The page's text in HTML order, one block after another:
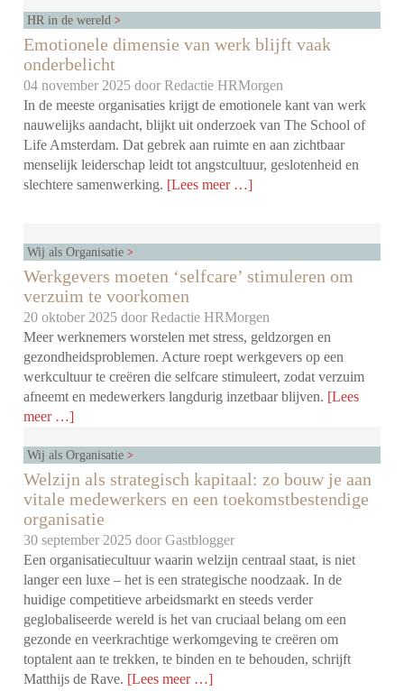
HR in de wereld
Emotionele dimensie van werk blijft vaak
onderbelicht
04 november 2025 doorRedactie HRMorgen
In de meeste organisaties krijgt de emotionele kant van werk
nauwelijks aandacht, blijkt uit onderzoek van The School of
Life Amsterdam. Dat gebrek aan ruimte en aan zichtbaar
menselijk leiderschap leidt tot angstcultuur, geslotenheid en
slechtere samenwerking. [Lees meer …]
Wij als Organisatie
Werkgevers moeten ‘selfcare’ stimuleren om
verzuim te voorkomen
20 oktober 2025 doorRedactie HRMorgen
Meer werknemers worstelen met stress, geldzorgen en
gezondheidsproblemen. Acture roept werkgevers op een
werkcultuur te creëren die selfcare stimuleert, zodat verzuim
afneemt en medewerkers langdurig inzetbaar blijven. [Lees
meer …]
Wij als Organisatie
Welzijn als strategisch kapitaal: zo bouw je aan
vitale medewerkers en een toekomstbestendige
organisatie
30 september 2025 doorGastblogger
Een organisatiecultuur waarin welzijn centraal staat, is niet
langer een luxe – het is een strategische noodzaak. In de
huidige competitieve arbeidsmarkt en steeds verder
geglobaliseerde wereld is het van cruciaal belang om een
gezonde en veerkrachtige werkomgeving te creëren om
toptalent aan te trekken, te binden en te behouden, schrijft
Matthijs de Rave. [Lees meer …]